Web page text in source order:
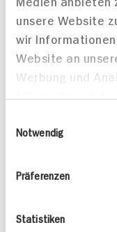
unsere Website
wir
Website an
Werbung und
bereitgestellt
Notwendig
Präferenzen
Statistiken
Häufig gestellte
Mehr Informationen
kontakt
hit.de
Wir beantworten
Folgen Sie uns auf